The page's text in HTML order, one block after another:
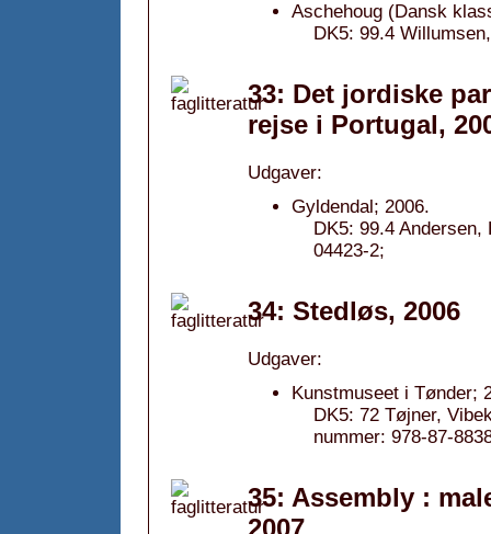
Aschehoug (Dansk
DK5: 99.4
33: Det jordiske
rejse i Portugal,
Udgaver:
Gyldendal; 2006.
DK5: 99.4
04423-2;
34: Stedløs, 2006
Udgaver:
Kunstmuseet i Tønder;
DK5: 72 Tøjner,
nummer: 978-87-
35: Assembly :
2007